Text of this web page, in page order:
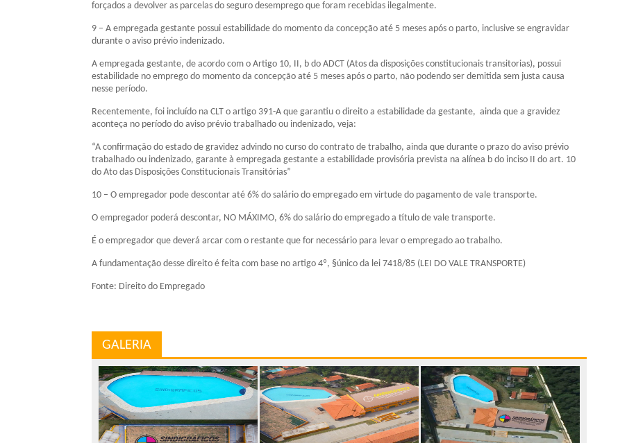
forçados a devolver as parcelas do seguro desemprego que foram recebidas ilegalmente.
9 – A empregada gestante possui estabilidade do momento da concepção até 5 meses após o parto, inclusive se engravidar
durante o aviso prévio indenizado.
A empregada gestante, de acordo com o Artigo 10, II, b do ADCT (Atos da disposições constitucionais transitorias), possui
estabilidade no emprego do momento da concepção até 5 meses após o parto, não podendo ser demitida sem justa causa
nesse período.
Recentemente, foi incluído na CLT o artigo 391-A que garantiu o direito a estabilidade da gestante, ainda que a gravidez
aconteça no período do aviso prévio trabalhado ou indenizado, veja:
“A confirmação do estado de gravidez advindo no curso do contrato de trabalho, ainda que durante o prazo do aviso prévio
trabalhado ou indenizado, garante à empregada gestante a estabilidade provisória prevista na alínea b do inciso II do art. 10
do Ato das Disposições Constitucionais Transitórias”
10 – O empregador pode descontar até 6% do salário do empregado em virtude do pagamento de vale transporte.
O empregador poderá descontar, NO MÁXIMO, 6% do salário do empregado a título de vale transporte.
É o empregador que deverá arcar com o restante que for necessário para levar o empregado ao trabalho.
A fundamentação desse direito é feita com base no artigo 4º, §único da lei 7418/85 (LEI DO VALE TRANSPORTE)
Fonte: Direito do Empregado
GALERIA